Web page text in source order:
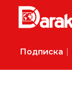
Подписка